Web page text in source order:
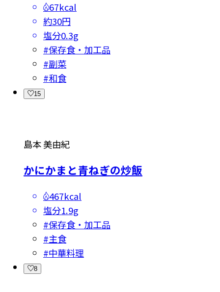
67kcal
約30円
塩分0.3g
#保存食・加工品
#副菜
#和食
15
島本 美由紀
かにかまと青ねぎの炒飯
467kcal
塩分1.9g
#保存食・加工品
#主食
#中華料理
8